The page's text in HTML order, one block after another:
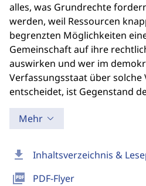
download Inhaltsverzeichnis &
picture_as_pdf PDF-Flyer
alles, was Grundrechte
werden, weil Ressourcen
begrenzten Möglichkeiten
Gemeinschaft auf ihre
auswirken und wer im
Verfassungsstaat über
entscheidet, ist Gegenstand
Mehr